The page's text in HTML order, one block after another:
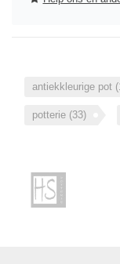
antiekkleurige pot
potterie (33)